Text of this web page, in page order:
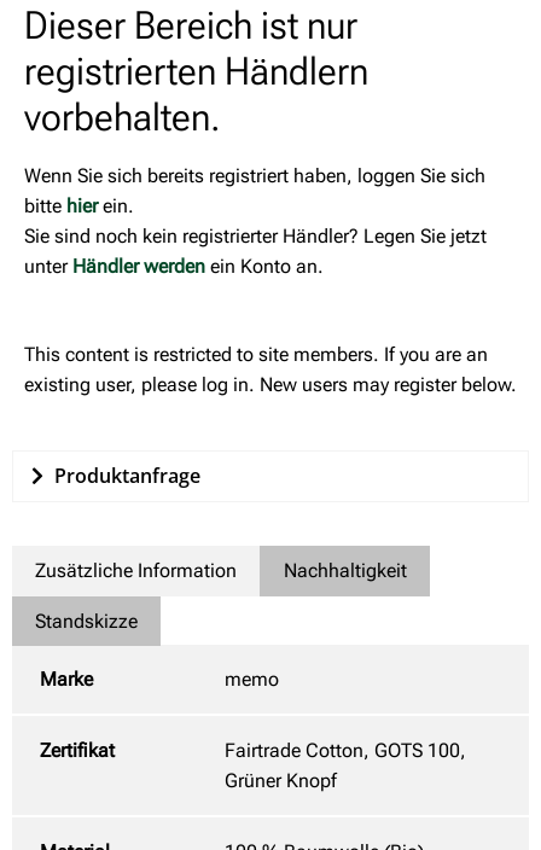
Dieser Bereich ist nur
registrierten Händlern
vorbehalten.
Wenn Sie sich bereits registriert haben, loggen Sie sich
bitte hierein.
Sie sind noch kein registrierter Händler? Legen Sie jetzt
unter Händler werden ein Konto an.
This content is restricted to site members. If you are an
existing user, please log in. New users may register below.
Produktanfrage
Zusätzliche Information Nachhaltigkeit
Standskizze
Marke memo
Zertifikat
Fairtrade Cotton, GOTS 100,
Grüner Knopf